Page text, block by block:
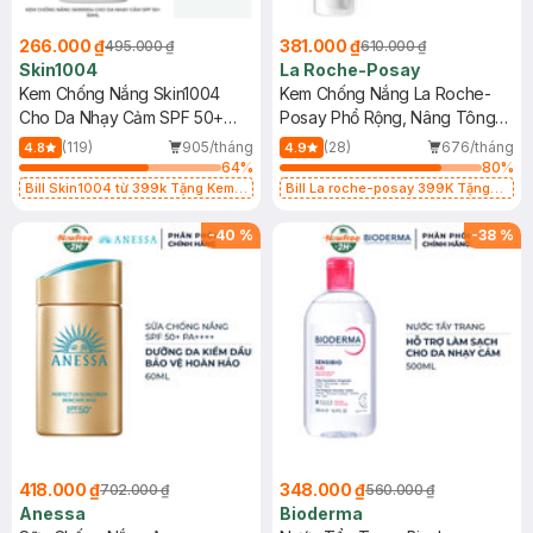
266.000 ₫495.000 ₫
Skin1004
Kem Chống Nắng Skin1004
Cho Da Nhạy Cảm SPF 50+
50ml
4.8 (119)
905/tháng
64%
Bill Skin1004 từ 399k Tặng Kem
SPF 50+ 20ml (SL Có Hạn)
381.000 ₫610.000 ₫
La Roche-Posay
Kem Chống Nắng La Roche-
Posay Phổ Rộng, Nâng Tông
Kiềm Dầu 50ml
4.9 (28)
676/tháng
80%
Bill La roche-posay 399K Tặng
(SL có hạn)
-40 %
418.000 ₫702.000 ₫
Anessa
-38 %
348.000 ₫560.000 ₫
Bioderma